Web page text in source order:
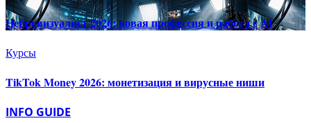
Нейровизуалист 2026: новая профессия и работа с AI
Курсы
TikTok Money 2026: монетизация и вирусные ниши
INFO GUIDE